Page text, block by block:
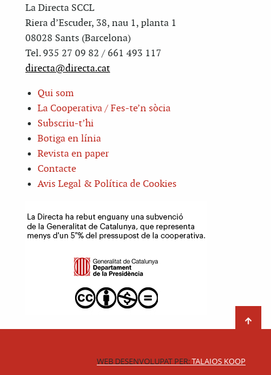
La Directa SCCL
Riera d’Escuder, 38, nau 1, planta 1
08028 Sants (Barcelona)
Tel. 935 27 09 82 / 661 493 117
directa@directa.cat
Qui som
La Cooperativa / Fes-te’n sòcia
Subscriu-t’hi
Botiga en línia
Revista en paper
Contacte
Avis Legal & Política de Cookies
WEB DESENVOLUPAT PER:TALAIOS KOOP